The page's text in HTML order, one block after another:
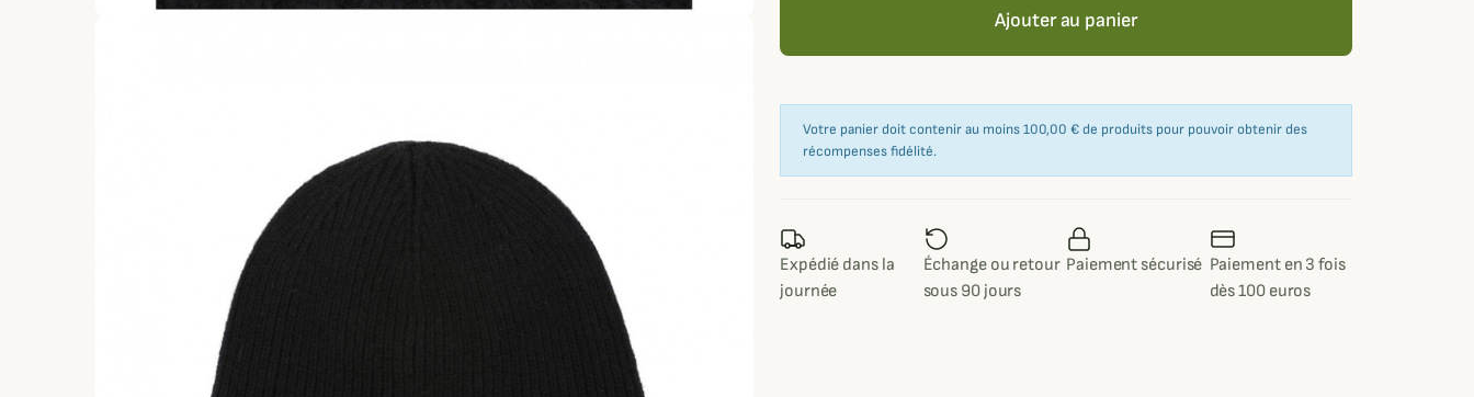
Ajouter au panier
Votre panier doit contenir au moins 100,00 € de produits pour pouvoir obtenir des
récompenses fidélité.
Expédié dans la
journée
Échange ou retour
sous 90 jours
Paiement sécurisé Paiement en 3 fois
dès 100 euros